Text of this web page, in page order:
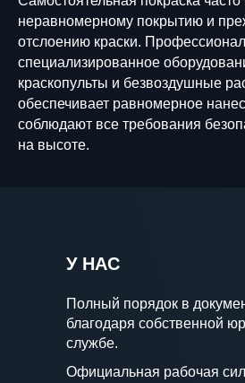
неравномерному покрытию и
отслоению краски.
специализированное
краскопульты и безвоздушные
обеспечивает равномерное
соблюдают все требования
на высоте.
У НАС
Полный порядок в
благодаря собственной
службе.
Официальная рабочая